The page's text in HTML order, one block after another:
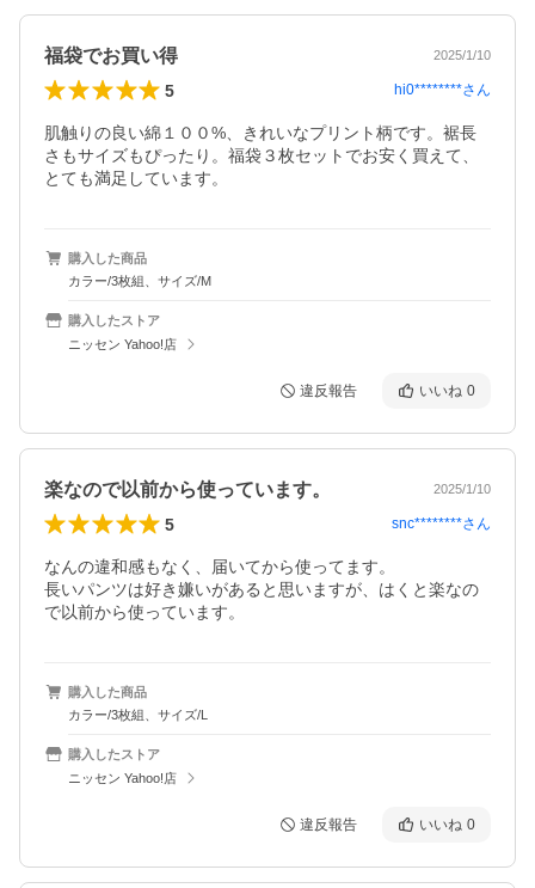
福袋でお買い得 2025/1/10
5 hi0********さん
肌触りの良い綿１００%、きれいなプリント柄です。裾長
さもサイズもぴったり。福袋３枚セットでお安く買えて、
とても満足しています。
購入した商品
カラー/3枚組、サイズ/M
購入したストア
ニッセン Yahoo!店
違反報告 いいね 0
楽なので以前から使っています。 2025/1/10
5 snc********さん
なんの違和感もなく、届いてから使ってます。
長いパンツは好き嫌いがあると思いますが、はくと楽なの
で以前から使っています。
購入した商品
カラー/3枚組、サイズ/L
購入したストア
ニッセン Yahoo!店
違反報告 いいね 0